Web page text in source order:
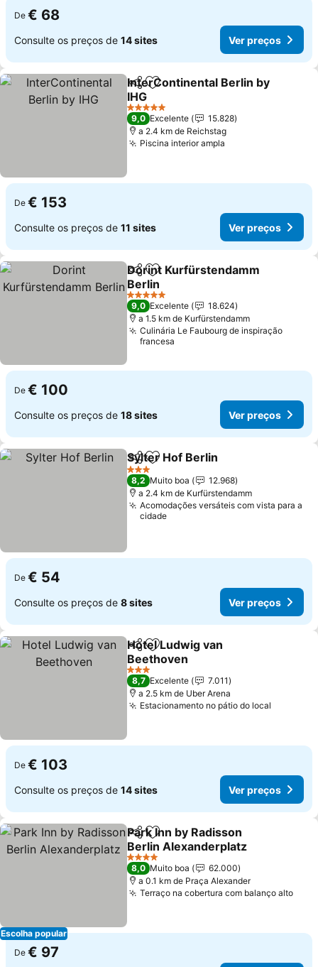
De € 68
Consulte os preços de 14 sites Ver preços
PartilharAdicionar aos favoritos
InterContinental Berlin by
IHG
Ver preços
5 Estrelas
9,0 Excelente
15.828
a 2.4 km de Reichstag
Piscina interior ampla
De € 153
Consulte os preços de 11 sites Ver preços
PartilharAdicionar aos favoritos
Dorint Kurfürstendamm
Berlin
Ver preços
5 Estrelas
9,0 Excelente
18.624
a 1.5 km de Kurfürstendamm
Culinária Le Faubourg de inspiração
francesa
De € 100
Consulte os preços de 18 sites Ver preços
PartilharAdicionar aos favoritos
Sylter Hof Berlin
3 Estrelas
8,2 Muito boa
12.968
a 2.4 km de Kurfürstendamm
Acomodações versáteis com vista para a
cidade
De € 54
Consulte os preços de 8 sites Ver preços
PartilharAdicionar aos favoritos
Hotel Ludwig van
Beethoven
Ver preços
3 Estrelas
8,7 Excelente
7.011
a 2.5 km de Uber Arena
Estacionamento no pátio do local
De € 103
Consulte os preços de 14 sites Ver preços
Escolha popular
PartilharAdicionar aos favoritos
Park Inn by Radisson
Berlin Alexanderplatz
Ver preços
4 Estrelas
8,0 Muito boa
62.000
a 0.1 km de Praça Alexander
Terraço na cobertura com balanço altoVer
De € 97